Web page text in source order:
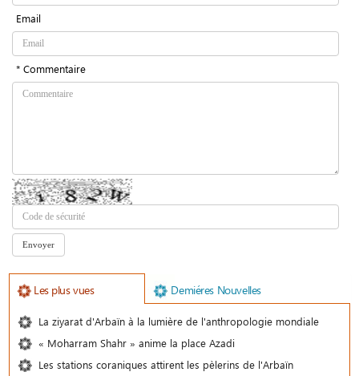
Email
* Commentaire
Les plus vues Demiéres Nouvelles
La ziyarat d'Arbaïn à la lumière de l'anthropologie mondiale
« Moharram Shahr » anime la place Azadi
Les stations coraniques attirent les pèlerins de l'Arbaïn